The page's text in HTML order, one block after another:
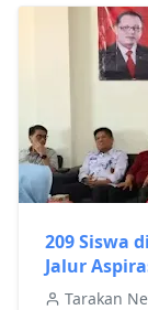
209 Siswa
Jalur
Tarakan